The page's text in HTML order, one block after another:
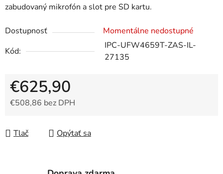
zabudovaný mikrofón a slot pre SD kartu.
Dostupnosť
Momentálne nedostupné
Kód:
IPC-UFW4659T-ZAS-IL-
27135
€625,90
€508,86 bez DPH
Tlač
Opýtať sa